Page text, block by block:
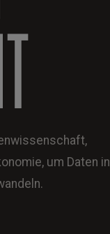
um Daten in